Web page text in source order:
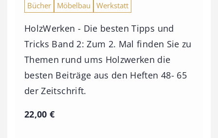
Bücher Möbelbau Werkstatt
HolzWerken - Die besten Tipps und
Tricks Band 2: Zum 2. Mal finden Sie zu
Themen rund ums Holzwerken die
besten Beiträge aus den Heften 48- 65
der Zeitschrift.
22,00€